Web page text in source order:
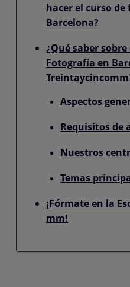
hacer el curso
Barcelona?
¿Qué saber sobre
Fotografía en
Aspectos
Requisitos de
Nuestros
Temas
¡Fórmate en la
mm!